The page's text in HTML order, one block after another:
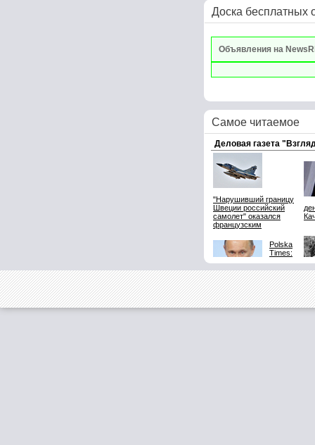
Доска бесплатных
Объявления на
Самое читаемое